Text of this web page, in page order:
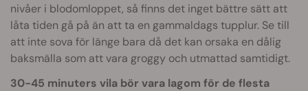
nivåer i blodomloppet, så finns det inget bättre sätt att
låta tiden gå på än att ta en gammaldags tupplur. Se till
att inte sova för länge bara då det kan orsaka en dålig
baksmälla som att vara groggy och utmattad samtidigt.
30-45 minuters vila bör vara lagom för de flesta